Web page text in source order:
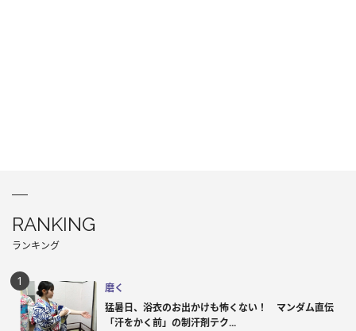
RANKING
ランキング
磨く
猛暑日、浴衣のお出かけも怖くない！ マンダム直伝
「汗をかく前」の制汗剤テク...